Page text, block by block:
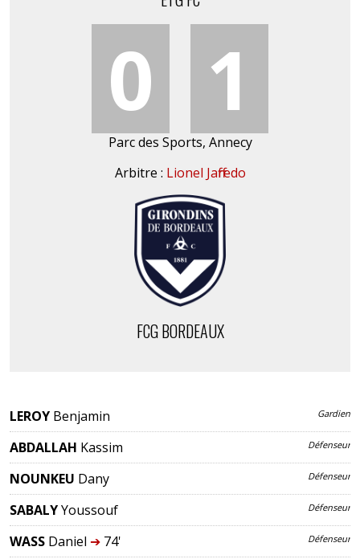
0 1
Parc des Sports, Annecy
Arbitre : Lionel Jaffredo
FCG BORDEAUX
LEROY Benjamin Gardien
ABDALLAH Kassim Défenseur
NOUNKEU Dany Défenseur
SABALYYoussouf Défenseur
WASS Daniel ➔74' Défenseur